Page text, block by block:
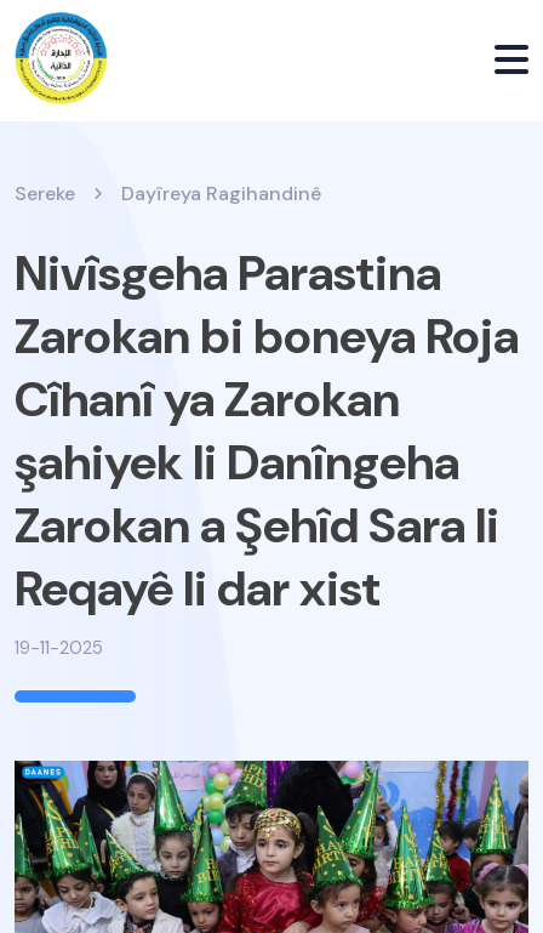
Sereke Dayîreya Ragihandinê
Nivîsgeha Parastina
Zarokan bi boneya Roja
Cîhanî ya Zarokan
şahiyek li Danîngeha
Zarokan a Şehîd Sara li
Reqayê li dar xist
19-11-2025